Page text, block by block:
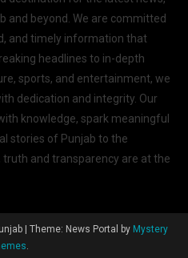
and beyond. We are committed
and timely information that
headlines to in-depth
sports, and entertainment, we
dedication and integrity. Our
knowledge, spark meaningful
stories of Punjab to the
and transparency are at the
Theme: News Portal by Mystery
.